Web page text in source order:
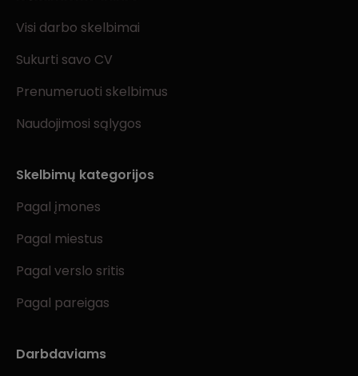
Visi darbo skelbimai
Sukurti savo CV
Prenumeruoti skelbimus
Naudojimosi sąlygos
Skelbimų kategorijos
Pagal įmones
Pagal miestus
Pagal verslo sritis
Pagal pareigas
Darbdaviams